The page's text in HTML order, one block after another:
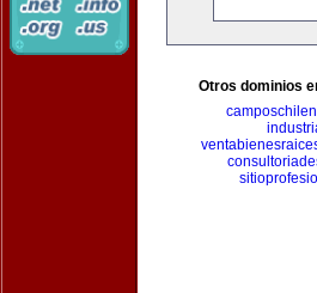
Otros dominios